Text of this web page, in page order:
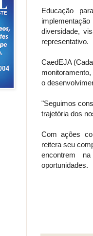
Educação
diversidade,
representativo.
CaedEJA
o
"Seguimos
trajetória dos
Com ações
reitera seu
encontrem
oportunidades.